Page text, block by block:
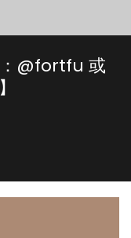
：@fortfu 或